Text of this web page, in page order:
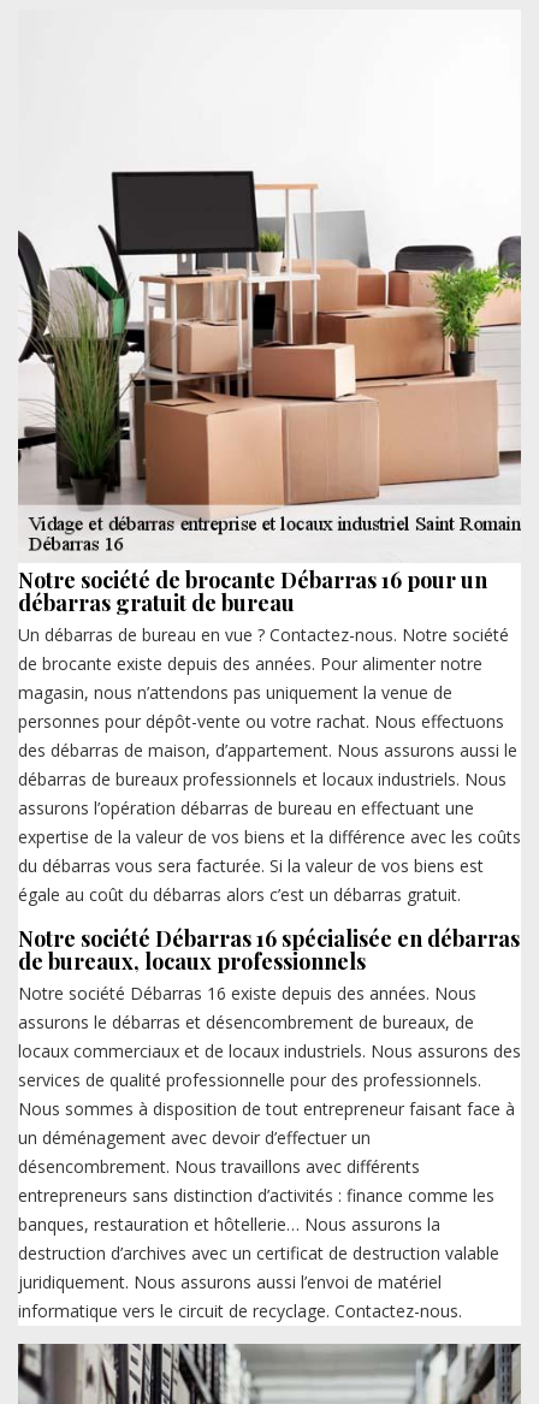
Notre société de brocante Débarras 16 pour un
débarras gratuit de bureau
Un débarras de bureau en vue ? Contactez-nous. Notre société
de brocante existe depuis des années. Pour alimenter notre
magasin, nous n’attendons pas uniquement la venue de
personnes pour dépôt-vente ou votre rachat. Nous effectuons
des débarras de maison, d’appartement. Nous assurons aussi le
débarras de bureaux professionnels et locaux industriels. Nous
assurons l’opération débarras de bureau en effectuant une
expertise de la valeur de vos biens et la différence avec les coûts
du débarras vous sera facturée. Si la valeur de vos biens est
égale au coût du débarras alors c’est un débarras gratuit.
Notre société Débarras 16 spécialisée en débarras
de bureaux, locaux professionnels
Notre société Débarras 16 existe depuis des années. Nous
assurons le débarras et désencombrement de bureaux, de
locaux commerciaux et de locaux industriels. Nous assurons des
services de qualité professionnelle pour des professionnels.
Nous sommes à disposition de tout entrepreneur faisant face à
un déménagement avec devoir d’effectuer un
désencombrement. Nous travaillons avec différents
entrepreneurs sans distinction d’activités : finance comme les
banques, restauration et hôtellerie… Nous assurons la
destruction d’archives avec un certificat de destruction valable
juridiquement. Nous assurons aussi l’envoi de matériel
informatique vers le circuit de recyclage. Contactez-nous.